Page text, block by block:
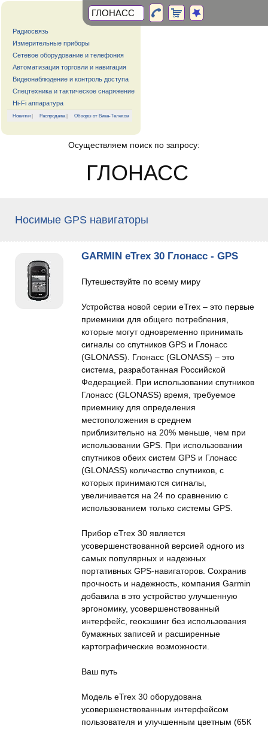
Радиосвязь
Измерительные приборы
Сетевое оборудование и телефония
Автоматизация торговли и навигация
Видеонаблюдение и контроль доступа
Спецтехника и тактическое снаряжение
Hi-Fi аппаратура
Новинки | Распродажа| Обзоры от Вива-Телеком
Осуществляем поиск по запросу:
ГЛОНАСС
Носимые GPS навигаторы
GARMIN eTrex 30 Глонасс - GPS
Путешествуйте по всему миру
Устройства новой серии eTrex – это первые
приемники для общего потребления,
которые могут одновременно принимать
сигналы со спутников GPS и Глонасс
(GLONASS). Глонасс (GLONASS) – это
система, разработанная Российской
Федерацией. При использовании спутников
Глонасс (GLONASS) время, требуемое
приемнику для определения
местоположения в среднем
приблизительно на 20% меньше, чем при
использовании GPS. При использовании
спутников обеих систем GPS и Глонасс
(GLONASS) количество спутников, с
которых принимаются сигналы,
увеличивается на 24 по сравнению с
использованием только системы GPS.
Прибор eTrex 30 является
усовершенствованной версией одного из
самых популярных и надежных
портативных GPS-навигаторов. Сохранив
прочность и надежность, компания Garmin
добавила в это устройство улучшенную
эргономику, усовершенствованный
интерфейс, геокэшинг без использования
бумажных записей и расширенные
картографические возможности.
Ваш путь
Модель eTrex 30 оборудована
усовершенствованным интерфейсом
пользователя и улучшенным цветным (65К